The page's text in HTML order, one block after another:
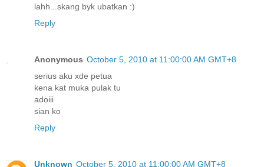
lahh...skang byk ubatkan :)
Reply
Anonymous October 5, 2010 at 11:00:00 AM GMT+8
serius aku xde petua
kena kat muka pulak tu
adoiii
sian ko
Reply
Unknown October 5, 2010 at 11:00:00 AM GMT+8